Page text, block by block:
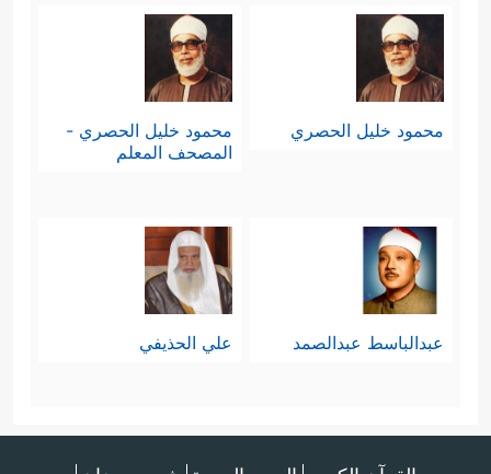
محمود خليل الحصري
محمود خليل الحصري -
المصحف المعلم
عبدالباسط عبدالصمد علي الحذيفي